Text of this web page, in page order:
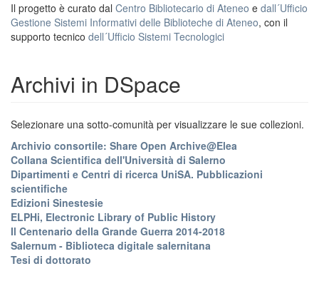
Il progetto è curato dal Centro Bibliotecario di Ateneo e dall´Ufficio
Gestione Sistemi Informativi delle Biblioteche di Ateneo, con il
supporto tecnico dell´Ufficio Sistemi Tecnologici
Archivi in DSpace
Selezionare una sotto-comunità per visualizzare le sue collezioni.
Archivio consortile: Share Open Archive@Elea
Collana Scientifica dell'Università di Salerno
Dipartimenti e Centri di ricerca UniSA. Pubblicazioni
scientifiche
Edizioni Sinestesie
ELPHi, Electronic Library of Public History
Il Centenario della Grande Guerra 2014-2018
Salernum - Biblioteca digitale salernitana
Tesi di dottorato